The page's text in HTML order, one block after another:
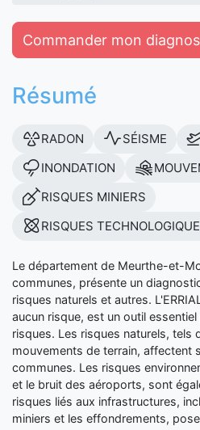
Commander mon
Résumé
RADON SÉISME
INONDATION
RISQUES MINIERS
RISQUES
Le département de Meurthe-et-
communes, présente un
risques naturels et autres.
aucun risque, est un outil
risques. Les risques naturels, tels
mouvements de terrain, affectent
communes. Les risques
et le bruit des aéroports, sont
risques liés aux infrastructures,
miniers et les effondrements,